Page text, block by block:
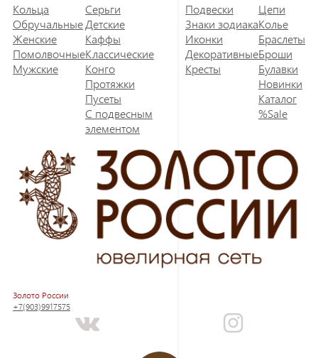
Кольца
Обручальные
Женские
Помолвочные
Мужские
Серьги
Детские
Каффы
Классические
Конго
Протяжки
Пусеты
С подвесным
элементом
Подвески
Знаки зодиака
Иконки
Декоративные
Кресты
Цепи
Колье
Браслеты
Броши
Булавки
Новинки
Каталог
%Sale
Золото России
+7(903)9917575